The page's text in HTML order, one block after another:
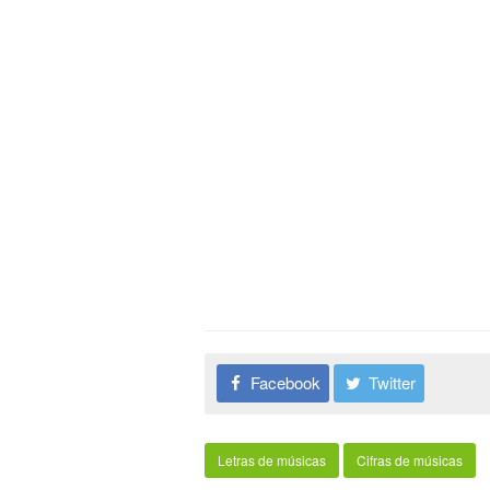
Facebook Twitter
Letras de músicas Cifras de músicas